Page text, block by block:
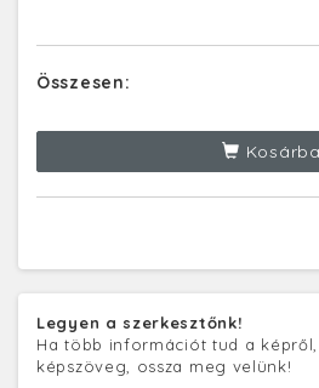
Összesen:
Kosárba
Legyen a szerkesztőnk!
Ha több információt tud a
képszöveg, ossza meg velünk!